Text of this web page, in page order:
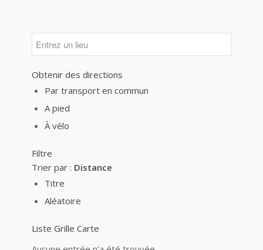
Obtenir des directions
Par transport en commun
A pied
À vélo
Filtre
Trier par : Distance
Titre
Aléatoire
Liste Grille Carte